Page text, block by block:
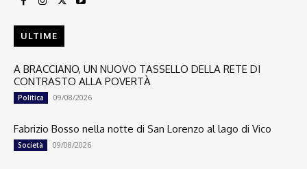
ULTIME
A BRACCIANO, UN NUOVO TASSELLO DELLA RETE DI
CONTRASTO ALLA POVERTÀ
Politica 09/08/2026
Fabrizio Bosso nella notte di San Lorenzo al lago di Vico
Società 09/08/2026